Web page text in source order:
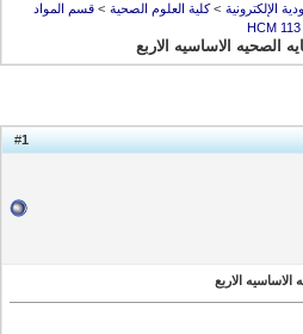
> كلية العلوم الصحية > قسم المواد
HCM
الاساسيه الاربع
الاربع